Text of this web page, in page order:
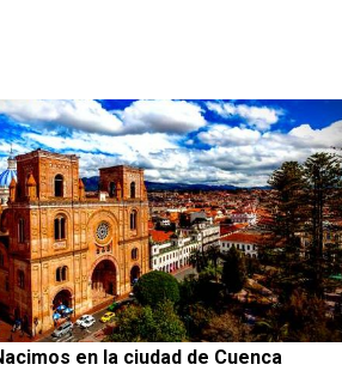
en la ciudad de Cuenca